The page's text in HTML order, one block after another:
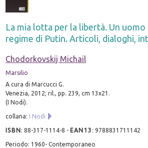
La mia lotta per la libertà. Un
regime di Putin. Articoli, dialoghi,
Chodorkovskij Michail
Marsilio
A cura di Marcucci G.
Venezia, 2012; ril., pp. 239, cm 13x21.
(I Nodi).
collana: I Nodi
ISBN:88-317-1114-8 - EAN13 :9788831711142
Periodo: 1960- Contemporaneo